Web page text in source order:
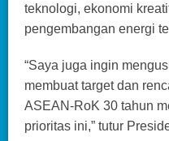
teknologi, ekonomi
pengembangan energi
“Saya juga ingin
membuat target dan
ASEAN-RoK 30 tahun
prioritas ini,” tutur